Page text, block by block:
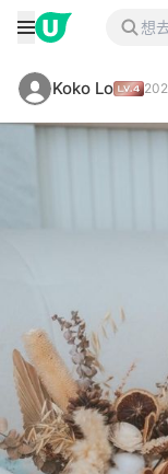
Koko Lo